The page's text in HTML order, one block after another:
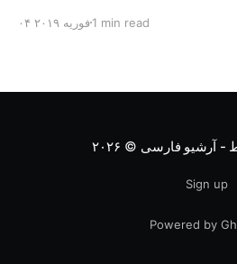
جهانی نفت و گاز در این کنفرانس
۰۴ فوریه ۲۰۱۹1 min read
- آرشیو فارسی © ۲۰۲۶
Sign up
Powered by